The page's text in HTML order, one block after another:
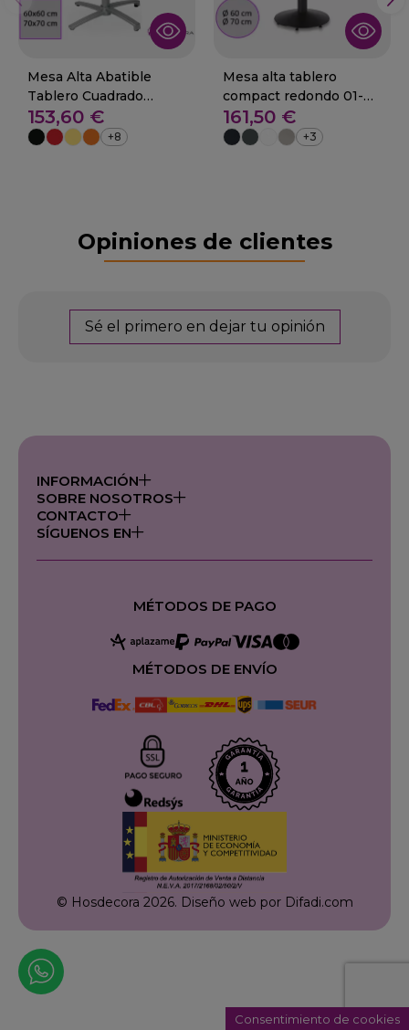
Mesa Alta Abatible
Tablero Cuadrado
Werzalit- MUXIA
153,60 €
+8
Mesa alta tablero
compact redondo 01-
SIMAT
161,50 €
+3
Opiniones de clientes
Sé el primero en dejar tu opinión
INFORMACIÓN
SOBRE NOSOTROS
CONTACTO
SÍGUENOS EN
MÉTODOS DE PAGO
MÉTODOS DE ENVÍO
© Hosdecora 2026. Diseño web por Difadi.com
Consentimiento de cookies